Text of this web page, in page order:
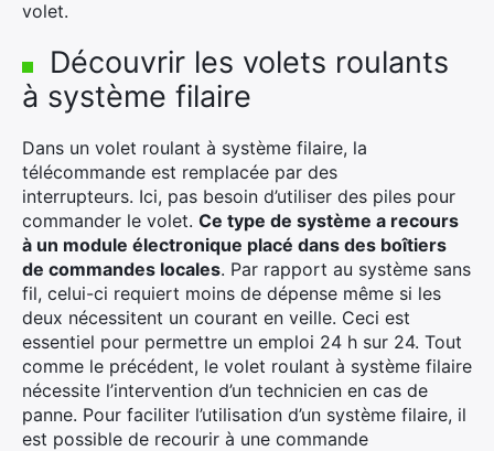
volet.
Découvrir les volets roulants
à système filaire
Dans un volet roulant à système filaire, la
télécommande est remplacée par des
interrupteurs. Ici, pas besoin d’utiliser des piles pour
commander le volet. Ce type de système a recours
à un module électronique placé dans des boîtiers
de commandes locales. Par rapport au système sans
fil, celui-ci requiert moins de dépense même si les
deux nécessitent un courant en veille. Ceci est
essentiel pour permettre un emploi 24 h sur 24. Tout
comme le précédent, le volet roulant à système filaire
nécessite l’intervention d’un technicien en cas de
panne. Pour faciliter l’utilisation d’un système filaire, il
est possible de recourir à une commande
×
Rechercher
: